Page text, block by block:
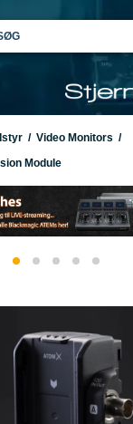
/ Video Monitors /
Module